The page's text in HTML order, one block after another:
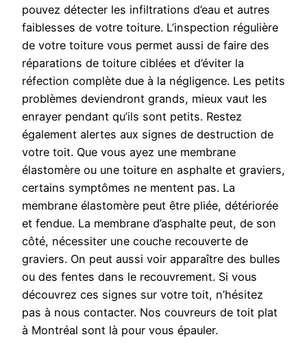
pouvez détecter les infiltrations d’eau et autres
faiblesses de votre toiture. L’inspection régulière
de votre toiture vous permet aussi de faire des
réparations de toiture ciblées et d’éviter la
réfection complète due à la négligence. Les petits
problèmes deviendront grands, mieux vaut les
enrayer pendant qu’ils sont petits. Restez
également alertes aux signes de destruction de
votre toit. Que vous ayez une membrane
élastomère ou une toiture en asphalte et graviers,
certains symptômes ne mentent pas. La
membrane élastomère peut être pliée, détériorée
et fendue. La membrane d’asphalte peut, de son
côté, nécessiter une couche recouverte de
graviers. On peut aussi voir apparaître des bulles
ou des fentes dans le recouvrement. Si vous
découvrez ces signes sur votre toit, n’hésitez
pas à nous contacter. Nos couvreurs de toit plat
à Montréal sont là pour vous épauler.